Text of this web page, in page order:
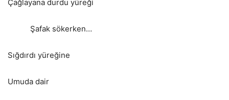
Çağlayana durdu yüreği
Şafak sökerken…
Sığdırdı yüreğine
Umuda dair